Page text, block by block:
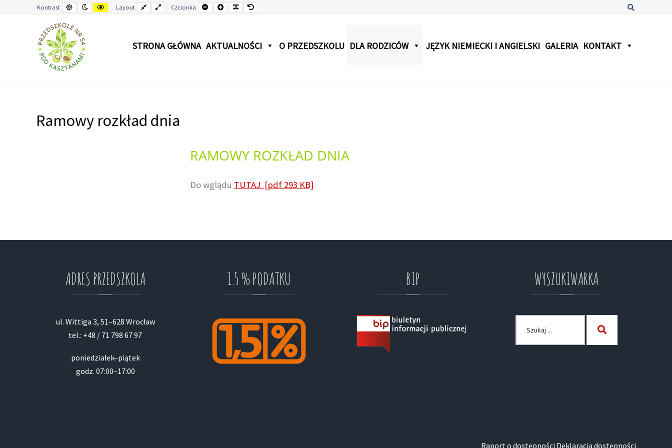
Kontrast
Kontrast
domyślny
Tryb
nocny
Kontrast
żółto-
Layout
Stały
układ
Wide
layout
Czcionka
Mniejsza
czcionka
CzcionkaCzcionkaCzcionka
STRONA GŁÓWNA AKTUALNOŚCI O PRZEDSZKOLU DLA RODZICÓW JĘZYK NIEMIECKI I ANGIELSKI GALERIA KONTAKT
Ramowy rozkład dnia
RAMOWY ROZKŁAD DNIA
Do wglądu TUTAJ [pdf 293 KB]
ADRESPRZEDSZKOLA
ul. Wittiga 3, 51–628 Wrocław
tel.: +48 / 71 798 67 97
poniedziałek–piątek
godz. 07:00–17:00
1.5%PODATKU BIP WYSZUKIWARKA
Raport o dostępności Deklaracja dostępności